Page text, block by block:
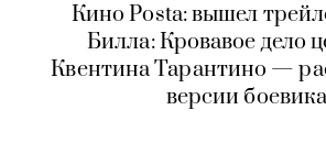
Кино Posta: вышел
Билла: Кровавое дело
Квентина Тарантино —
версии боевика